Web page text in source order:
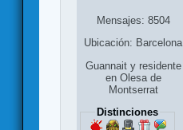
Mensajes: 8504
Ubicación: Barcelona
Guannait y residente
en Olesa de
Montserrat
Distinciones